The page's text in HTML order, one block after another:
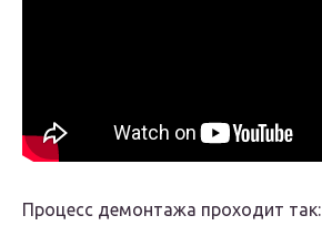
Процесс демонтажа проходит так: